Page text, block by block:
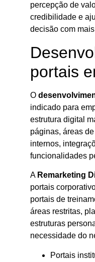
percepção de
credibilidade e
decisão com
portais
O
indicado para
estrutura digital
páginas, áreas
internos,
funcionalidades
A Remarketing
portais
portais de
áreas restritas,
estruturas
necessidade do
Portais